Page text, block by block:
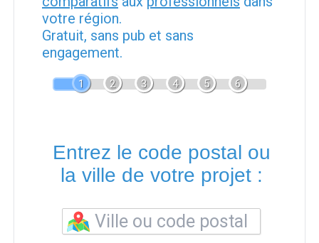
votre région.
Gratuit, sans pub et sans
engagement.
1 2 3 4 5 6
Entrez le code postal ou
la ville de votre projet :